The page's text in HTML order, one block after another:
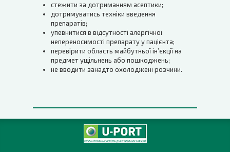
стежити за дотриманням асептики;
дотримуватись техніки введення
препаратів;
упевнитися в відсутності алергічної
непереносимості препарату у пацієнта;
перевірити область майбутньої ін’єкції на
предмет ущільнень або пошкоджень;
не вводити занадто охолоджені розчини.